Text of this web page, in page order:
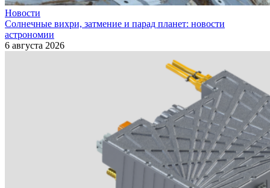
Новости
Солнечные вихри, затмение и парад планет: новости
астрономии
6 августа 2026